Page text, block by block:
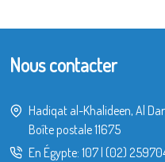
Nous contacter
Hadiqat al-Khalideen, Al
Boîte postale 11675
En Égypte: 107| (02)